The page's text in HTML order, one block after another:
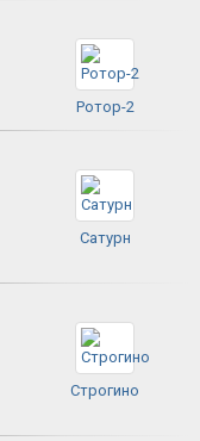
Ротор-2
Сатурн
Строгино